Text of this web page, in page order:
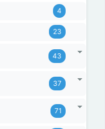
4
23
43
37
71